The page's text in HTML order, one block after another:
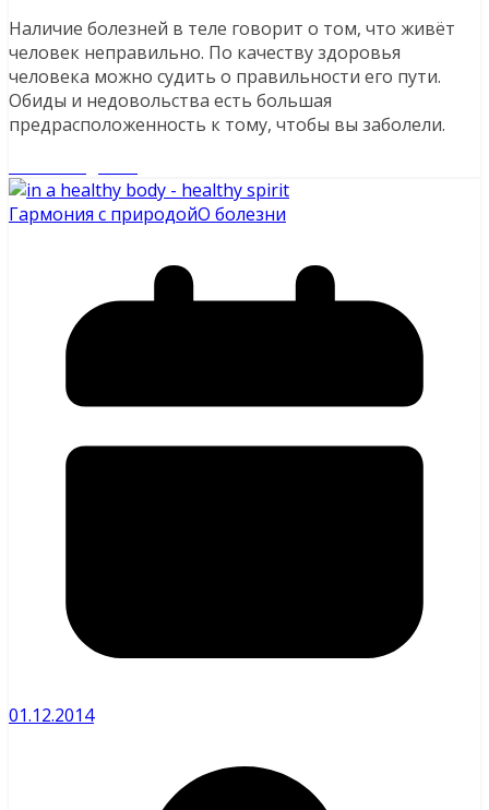
Наличие болезней в теле говорит о том, что живёт
человек неправильно. По качеству здоровья
человека можно судить о правильности его пути.
Обиды и недовольства есть большая
предрасположенность к тому, чтобы вы заболели.
Гармония с природойО болезни
01.12.2014